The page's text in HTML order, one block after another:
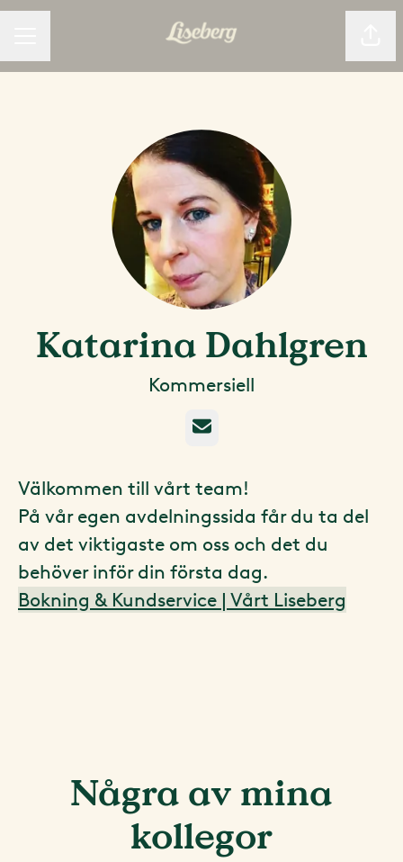
Katarina Dahlgren
Kommersiell
E-post
Välkommen till vårt team!
På vår egen avdelningssida får du ta del
av det viktigaste om oss och det du
behöver inför din första dag.
Bokning & Kundservice | Vårt Liseberg
Några av mina
kollegor